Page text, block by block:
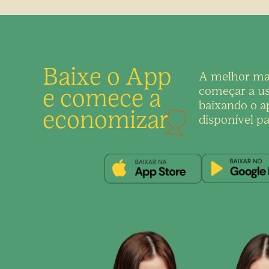
Baixe o App
e comece a
economizar
A melhor
começar a
baixando o
disponível